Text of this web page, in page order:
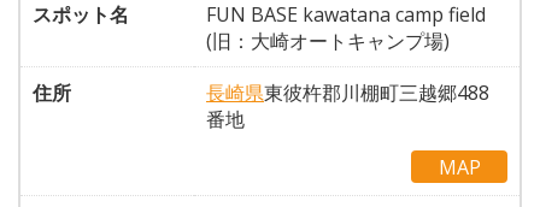
スポット名
FUN BASE kawatana camp field
(旧：大崎オートキャンプ場)
住所
長崎県東彼杵郡川棚町三越郷488
番地
MAP